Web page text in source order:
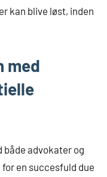
kan blive løst, inden
med
både advokater og
en succesfuld due